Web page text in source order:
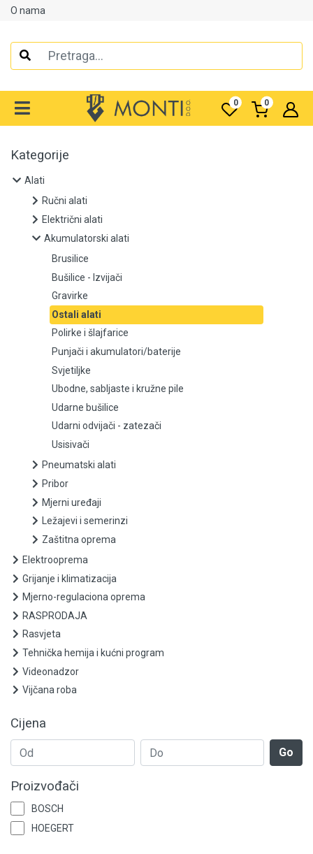
O nama
0 0
Alati
Električni alati
Bušilice - Izvijači
Gravirke
Ostali alati
Polirke i šlajfarice
Punjači i akumulatori/baterije
Svjetiljke
Ubodne, sabljaste i kružne pile
Udarni odvijači - zatezači
Usisivači
Pneumatski alati
Pribor
Mjerni uređaji
Ležajevi i semerinzi
Zaštitna oprema
Elektrooprema
Grijanje i klimatizacija
Mjerno-regulaciona oprema
RASPRODAJA
Rasvjeta
Kategorije
Alati
Ručni alati
Električni alati
Akumulatorski alati
Brusilice
Bušilice - Izvijači
Gravirke
Ostali alati
Polirke i šlajfarice
Punjači i akumulatori/baterije
Svjetiljke
Ubodne, sabljaste i kružne pile
Udarne bušilice
Udarni odvijači - zatezači
Usisivači
Pneumatski alati
Pribor
Mjerni uređaji
Ležajevi i semerinzi
Zaštitna oprema
Elektrooprema
Grijanje i klimatizacija
Mjerno-regulaciona oprema
RASPRODAJA
Rasvjeta
Tehnička hemija i kućni program
Videonadzor
Vijčana roba
Cijena
Go
Proizvođači
BOSCH
HOEGERT